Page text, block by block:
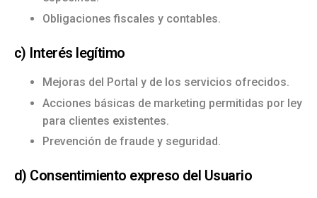
Obligaciones fiscales y contables.
c) Interés legítimo
Mejoras del Portal y de los servicios ofrecidos.
Acciones básicas de marketing permitidas por ley
para clientes existentes.
Prevención de fraude y seguridad.
d) Consentimiento expreso del Usuario